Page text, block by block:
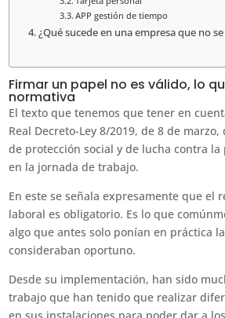
APP gestión de tiempo
¿Qué sucede en una empresa que no
Firmar un papel no es válido, lo
normativa
El texto que tenemos que tener en
Real Decreto-Ley 8/2019, de 8 de
de protección social y de lucha contra
en la jornada de trabajo.
En este se señala expresamente que el
laboral es obligatorio. Es lo que
algo que antes solo ponían en práctica
consideraban oportuno.
Desde su implementación, han sido
trabajo que han tenido que realizar